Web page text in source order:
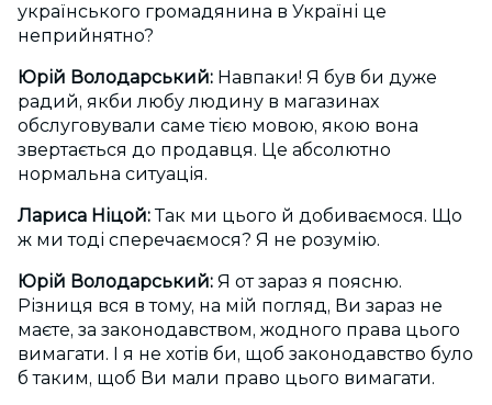
українського громадянина в Україні це
неприйнятно?
Юрій Володарський: Навпаки! Я був би дуже
радий, якби любу людину в магазинах
обслуговували саме тією мовою, якою вона
звертається до продавця. Це абсолютно
нормальна ситуація.
Лариса Ніцой:Так ми цього й добиваємося. Що
ж ми тоді сперечаємося? Я не розумію.
Юрій Володарський: Я от зараз я поясню.
Різниця вся в тому, на мій погляд, Ви зараз не
маєте, за законодавством, жодного права цього
вимагати. І я не хотів би, щоб законодавство було
б таким, щоб Ви мали право цього вимагати.